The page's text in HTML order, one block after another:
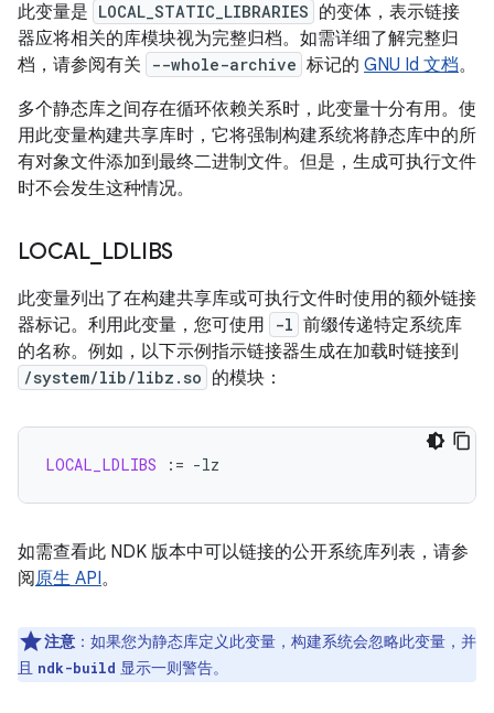
此变量是 LOCAL_STATIC_LIBRARIES 的变体，表示链接
器应将相关的库模块视为完整归档。 如需详细了解完整归
档，请参阅有关
--whole-archive 标记的 GNU Id 文档。
多个静态库之间存在循环依赖关系时，此变量十分有用。使
用此变量构建共享库时，它将强制构建系统将静态库中的所
有对象文件添加到最终二进制文件。但是，生成可执行文件
时不会发生这种情况。
LOCAL_ LDLIBS
此变量列出了在构建共享库或可执行文件时使用的额外链接
器标记。利用此变量，您可使用
-l 前缀传递特定系统库
的名称。例如，以下示例指示链接器生成在加载时链接到
/system/lib/libz.so 的模块：
LOCAL_LDLIBS :=
如需查看此 NDK 版本中可以链接的公开系统库列表，请参
阅原生 API。
注意 ：如果您为静态库定义此变量，构建系统会忽略此变量，并
且 ndk-build 显示一则警告。